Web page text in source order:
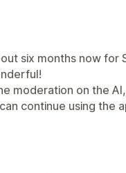
six months now for
moderation on the
continue using the